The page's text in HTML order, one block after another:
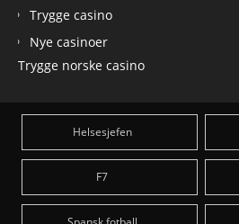
Trygge casino
Nye casinoer
Trygge norske casino
Helsesjefen
F7